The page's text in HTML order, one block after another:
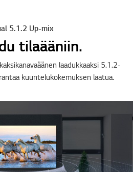
5.1.2 Up-mix
tilaääniin.
laadukkaaksi 5.1.2-
kuuntelukokemuksen laatua.